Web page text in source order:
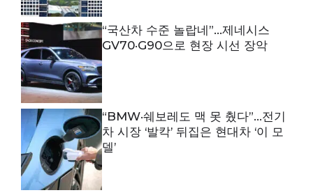
“국산차 수준 놀랍네”…제네시스
GV70·G90으로 현장 시선 장악
“BMW·쉐보레도 맥 못 췄다”…전기
차 시장 ‘발칵’ 뒤집은 현대차 ‘이 모
델’